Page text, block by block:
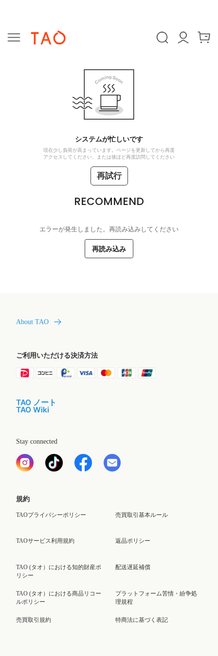
システムが忙しいです
現在少し負荷が高まっています。ページを更新してから再度
アクセスしてください、または後ほど再度訪問してください
再試行
RECOMMEND
エラーが発生しました。再読み込みしてください
再読み込み
About TAO
ご利用いただける決済方法
TAO ノート
TAO Wiki
Stay connected
規約
TAOプライバシーポリシー
TAOサービス利用規約
TAO (タオ）における知的財産ポ
リシー
TAO (タオ）における商品リコー
ルポリシー
売買取引規約
売買取引基本ルール
返品ポリシー
配送遅延補償
プラットフォーム苦情・紛争処
理規程
特商法に基づく表記